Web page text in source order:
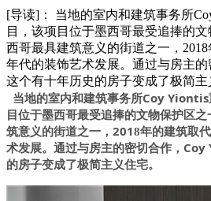
[导读]：
当地的室内和建筑事务所
目，该项目位于墨西哥最受追捧的
西哥最具建筑意义的街道之一，
年代的装饰艺术发展。通过与房主的
这个有十年历史的房子变成了极简主
当地的室内和建筑事务所Coy
目位于墨西哥最受追捧的文物保护区之
筑意义的街道之一，2018年的建筑取
术发展。通过与房主的密切合作，
的房子变成了极简主义住宅。